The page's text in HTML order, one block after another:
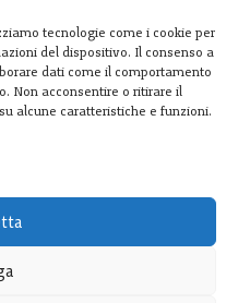
tecnologie come i cookie per
del dispositivo. Il consenso a
dati come il comportamento
Non acconsentire o ritirare il
alcune caratteristiche e funzioni.
- Italia
781933